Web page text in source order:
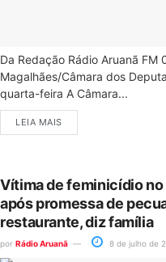
Da Redação Rádio Aruanã
Magalhães/Câmara dos
quarta-feira A Câmara...
LEIA MAIS
Vítima de feminicídio
após promessa de
restaurante, diz família
por Rádio Aruanã 8 de julho de